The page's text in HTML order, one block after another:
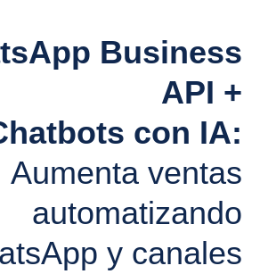
Business
API +
con IA:
Aumenta ventas
automatizando
y canales